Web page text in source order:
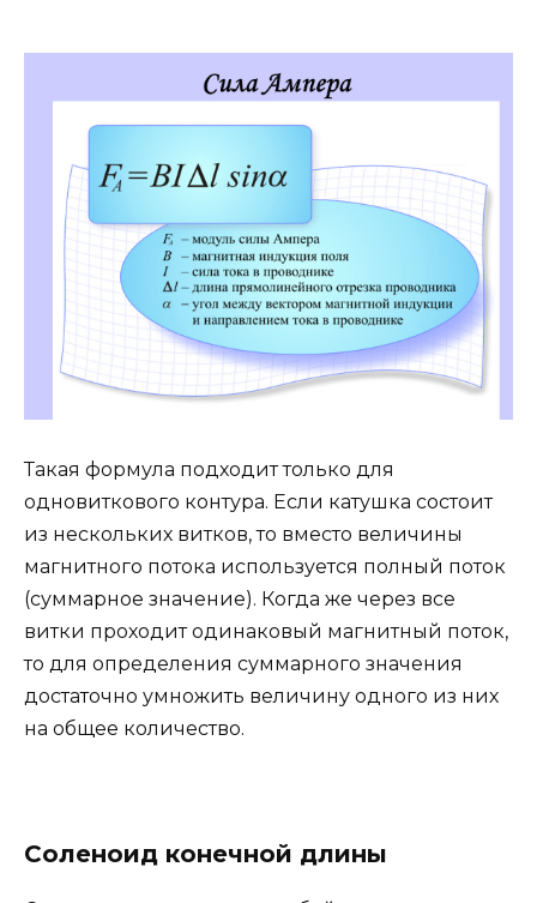
Такая формула подходит только для
одновиткового контура. Если катушка состоит
из нескольких витков, то вместо величины
магнитного потока используется полный поток
(суммарное значение). Когда же через все
витки проходит одинаковый магнитный поток,
то для определения суммарного значения
достаточно умножить величину одного из них
на общее количество.
Соленоид конечной длины